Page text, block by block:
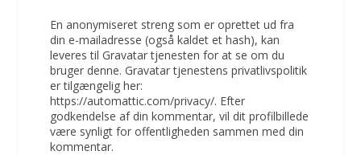
En anonymiseret streng som er oprettet ud fra
din e-mailadresse (også kaldet et hash), kan
leveres til Gravatar tjenesten for at se om du
bruger denne. Gravatar tjenestens privatlivspolitik
er tilgængelig her:
https://automattic.com/privacy/. Efter
godkendelse af din kommentar, vil dit profilbillede
være synligt for offentligheden sammen med din
kommentar.